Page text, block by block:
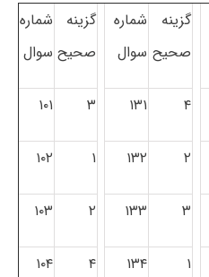
گزینه
صحیح
شماره
سوال
گزینه
صحیح
شماره
سوال
۴ ۱۳۱ ۳ ۱۰۱
۲ ۱۳۲ ۱ ۱۰۲
۳ ۱۳۳ ۲ ۱۰۳
۱ ۱۳۴ ۴ ۱۰۴